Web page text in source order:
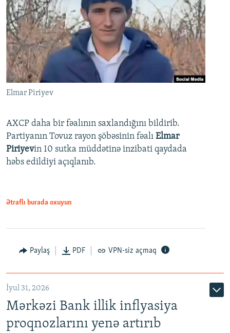
Elmar Piriyev
AXCP daha bir fəalının saxlandığını bildirib.
Partiyanın Tovuz rayon şöbəsinin fəalı Elmar
Piriyevin 10 sutka müddətinə inzibati qaydada
həbs edildiyi açıqlanıb.
Ətraflı burada oxuyun
Paylaş PDF VPN-siz açmaq
İyul 31, 2026
Mərkəzi Bank illik inflyasiya
proqnozlarını yenə artırıb